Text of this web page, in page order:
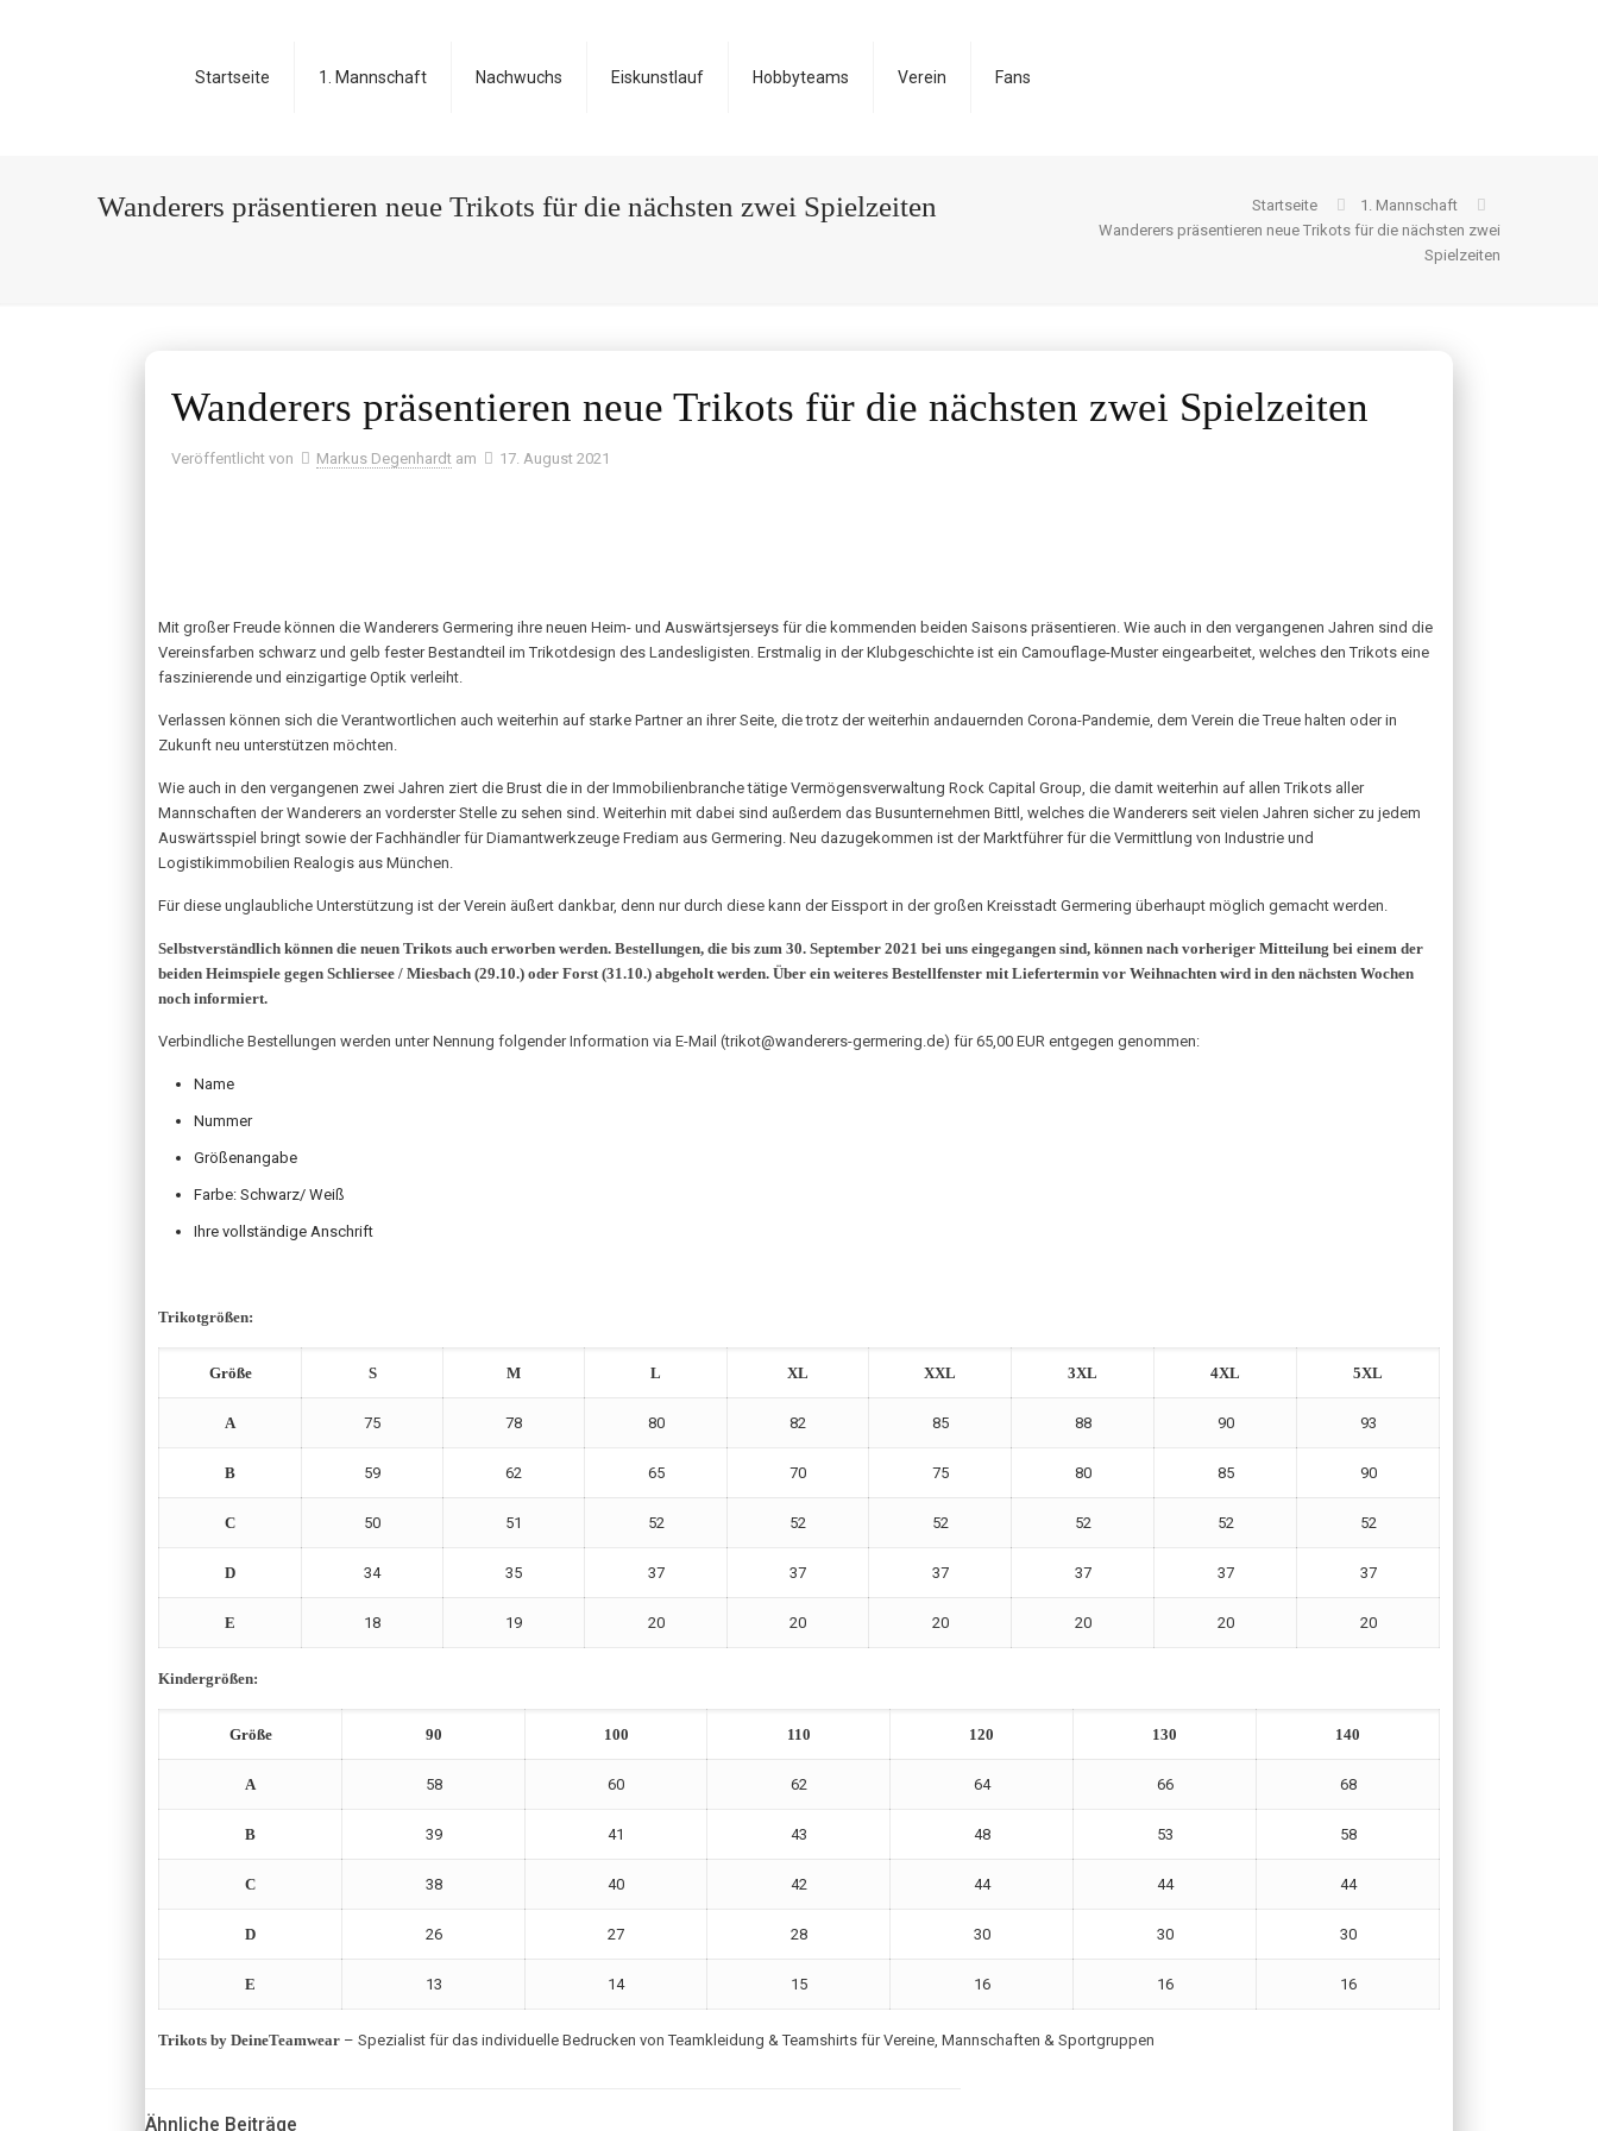
Startseite 1. Mannschaft Nachwuchs Eiskunstlauf Hobbyteams Verein Fans
Wanderers präsentieren neue Trikots für die nächsten zwei Spielzeiten Startseite
1. Mannschaft
Wanderers präsentieren neue Trikots für die nächsten zwei
Spielzeiten
Wanderers präsentieren neue Trikots für die nächsten zwei Spielzeiten
Veröffentlicht von Markus Degenhardt am 17. August 2021
Mit großer Freude können die Wanderers Germering ihre neuen Heim- und Auswärtsjerseys für die kommenden beiden Saisons präsentieren. Wie auch in den vergangenen Jahren sind die
Vereinsfarben schwarz und gelb fester Bestandteil im Trikotdesign des Landesligisten. Erstmalig in der Klubgeschichte ist ein Camouflage-Muster eingearbeitet, welches den Trikots eine
faszinierende und einzigartige Optik verleiht.
Verlassen können sich die Verantwortlichen auch weiterhin auf starke Partner an ihrer Seite, die trotz der weiterhin andauernden Corona-Pandemie, dem Verein die Treue halten oder in
Zukunft neu unterstützen möchten.
Wie auch in den vergangenen zwei Jahren ziert die Brust die in der Immobilienbranche tätige Vermögensverwaltung Rock Capital Group, die damit weiterhin auf allen Trikots aller
Mannschaften der Wanderers an vorderster Stelle zu sehen sind. Weiterhin mit dabei sind außerdem das Busunternehmen Bittl, welches die Wanderers seit vielen Jahren sicher zu jedem
Auswärtsspiel bringt sowie der Fachhändler für Diamantwerkzeuge Frediam aus Germering. Neu dazugekommen ist der Marktführer für die Vermittlung von Industrie und
Logistikimmobilien Realogis aus München.
Für diese unglaubliche Unterstützung ist der Verein äußert dankbar, denn nur durch diese kann der Eissport in der großen Kreisstadt Germering überhaupt möglich gemacht werden.
Selbstverständlich können die neuen Trikots auch erworben werden. Bestellungen, die bis zum 30. September 2021 bei uns eingegangen sind, können nach vorheriger Mitteilung bei einem der
beiden Heimspiele gegen Schliersee / Miesbach (29.10.) oder Forst (31.10.) abgeholt werden. Über ein weiteres Bestellfenster mit Liefertermin vor Weihnachten wird in den nächsten Wochen
noch informiert.
Verbindliche Bestellungen werden unter Nennung folgender Information via E-Mail (trikot@wanderers-germering.de) für 65,00 EUR entgegen genommen:
Name
Nummer
Größenangabe
Farbe: Schwarz/ Weiß
Ihre vollständige Anschrift
Trikotgrößen:
Größe S M L XL XXL 3XL 4XL 5XL
A 75 78 80 82 85 88 90 93
B 59 62 65 70 75 80 85 90
C 50 51 52 52 52 52 52 52
D 34 35 37 37 37 37 37 37
E 18 19 20 20 20 20 20 20
Kindergrößen:
Größe 90 100 110 120 130 140
A 58 60 62 64 66 68
B 39 41 43 48 53 58
C 38 40 42 44 44 44
D 26 27 28 30 30 30
E 13 14 15 16 16 16
Trikots by DeineTeamwear – Spezialist für das individuelle Bedrucken von Teamkleidung & Teamshirts für Vereine, Mannschaften & Sportgruppen
Ähnliche Beiträge